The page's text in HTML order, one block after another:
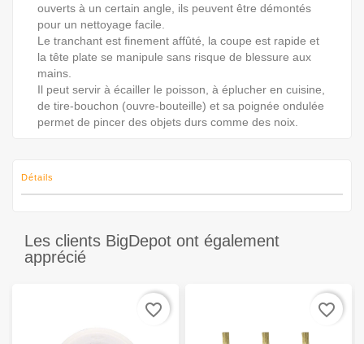
ouverts à un certain angle, ils peuvent être démontés
pour un nettoyage facile.
Le tranchant est finement affûté, la coupe est rapide et
la tête plate se manipule sans risque de blessure aux
mains.
Il peut servir à écailler le poisson, à éplucher en cuisine,
de tire-bouchon (ouvre-bouteille) et sa poignée ondulée
permet de pincer des objets durs comme des noix.
Détails
Les clients BigDepot ont également
apprécié
favorite_border favorite_border